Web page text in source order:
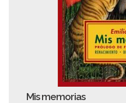
Mis memorias